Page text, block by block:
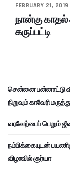
FEBRUARY 21, 2019
நான்கு
கருப்பட்டி
சென்னை பன்னாட்டு
நிறுவும் காவேரி
வரவேற்பைப் பெறும்
நம்பிக்கையுடன்
விழாவில் சூர்யா